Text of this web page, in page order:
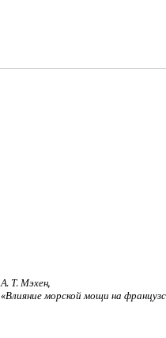
А. Т. Мэхен,
«Влияние морской мощи на